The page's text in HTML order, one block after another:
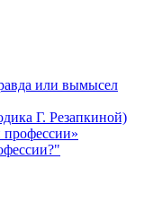
или вымысел
Г. Резапкиной)
профессии»